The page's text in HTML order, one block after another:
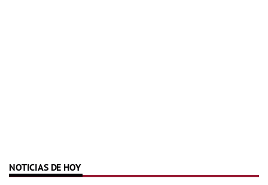
NOTICIAS DE HOY